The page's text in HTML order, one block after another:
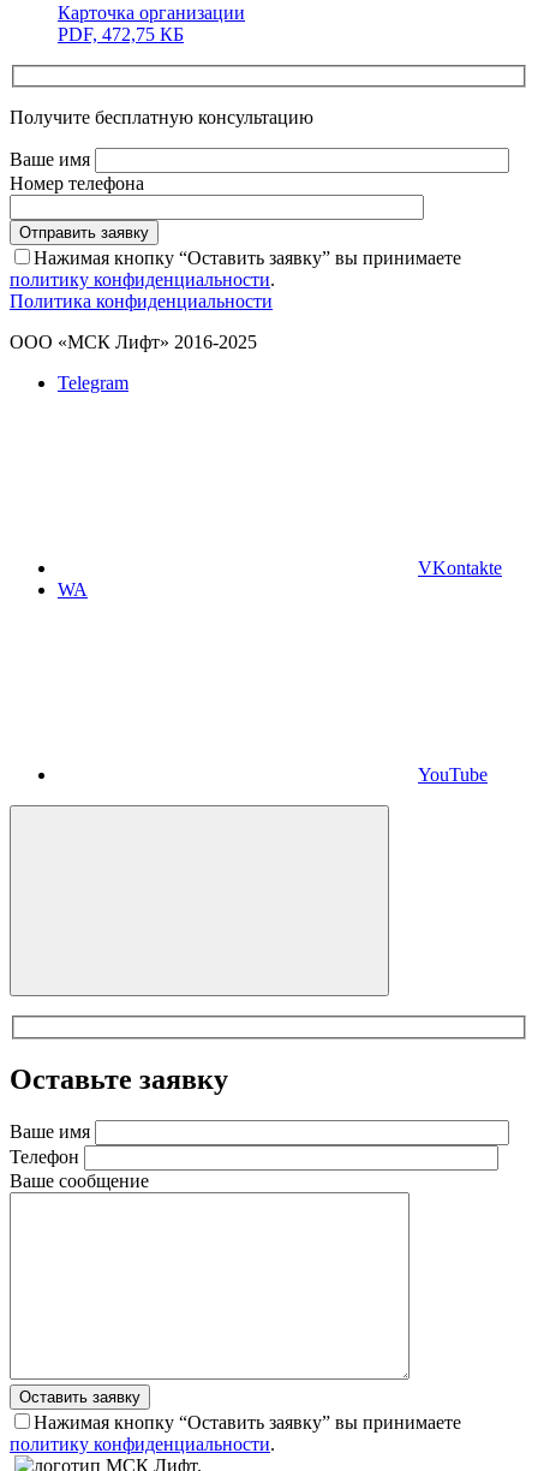
Карточка организации
PDF, 472,75 КБ
Получите бесплатную консультацию
Ваше имя
Номер телефона
Отправить заявку
Нажимая кнопку “Оставить заявку” вы принимаете
политику конфиденциальности.
Политика конфиденциальности
ООО «МСК Лифт» 2016-2025
Telegram
VKontakte
WA
YouTube
Оставьте заявку
Ваше имя
Телефон
Ваше сообщение
Оставить заявку
Нажимая кнопку “Оставить заявку” вы принимаете
политику конфиденциальности.